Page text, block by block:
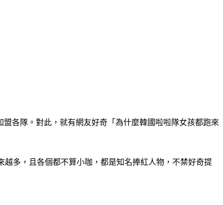
各隊。對此，就有網友好奇「為什麼韓國啦啦隊女孩都跑來
多，且各個都不算小咖，都是知名捧紅人物，不禁好奇提